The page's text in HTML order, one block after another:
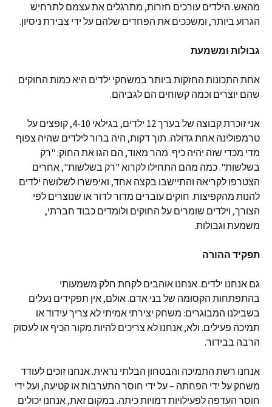
מהאש. הילדים עורכים חזרות, מתרגלים את עצמם לתרחיש
הגרוע ביותר, ומשככים את הפחדים שלהם על ידי צבירת ניסיון.
גבולות ומשמעת
אחת התכונות החזקות ביותר במשחקי ילדים היא כמות החוקים
שהם יוצרים וכמה קשוחים הם לגביהם.
אני זוכרת קבוצה של בערך 12 ילדים, בגילאי 4-10, קופצים על
טרמפולינה אחת גדולה. תוך דקות, היה ברור לילדים שהיה צפוף
מדי מכדי שזה יהיה כיף. מהר מאוד, הם הגו את החוק: "רק
בשלשות". כמה מהם התחילו לקרוא "רק בשלשות", אחרים
הצטרפו לקריאה והתיישבו בקצה אחד, ואיפשרו לשלושה ילדים
להנות מהקפיצות. חוקים עוברים מדור לדור או שנוצרים לפי
הצורך, וילדים שומרים על החוקים ולומדים כבוד חברתי,
משמעת וגבולות.
תפקיד ההורה
גם אנחנו ילדים. אנחנו אוהבים לקחת חלק משמעותי
בהתפתחות הקסומה של בני אדם. אולם, אין תפקידים נעלים
בשבילנו המבוגרים: משחק יצירתי אמיתי לא צריך עידוד או
תמיכה פעילים. ולא, אנחנו לא צריכים להיות מקור הכיף או לעסוק
הרבה בבידור.
אנחנו רשת התמיכה והבטחון הבלתי נראית. אנחנו זוכים לעודד
משחק על ידי הפחתה – על ידי חוסר התערבות או קטיעה, ועל ידי
חוסר העדפה לפעילויות דמויות כיתה. במקום זאת, אנחנו יכולים